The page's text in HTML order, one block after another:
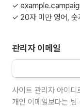
✓
✓ 20자 미만 영어, 숫
관리자 이메일
사이트 관리자 아이디
개인 이메일보다는 팀